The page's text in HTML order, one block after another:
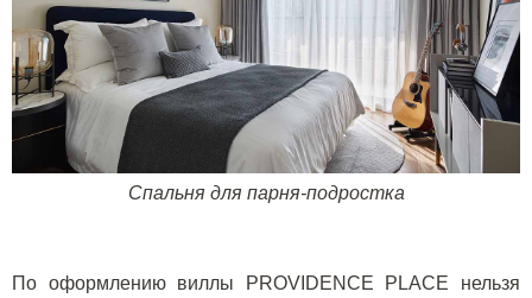
Спальня для парня-подростка
По оформлению виллы PROVIDENCE PLACE нельзя